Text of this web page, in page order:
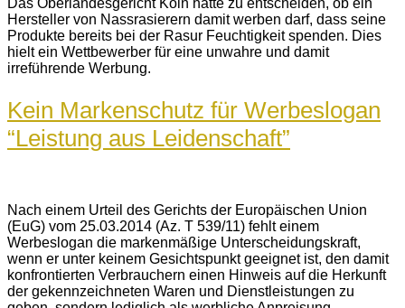
Das Oberlandesgericht Köln hatte zu entscheiden, ob ein
Hersteller von Nassrasierern damit werben darf, dass seine
Produkte bereits bei der Rasur Feuchtigkeit spenden. Dies
hielt ein Wettbewerber für eine unwahre und damit
irreführende Werbung.
Kein Markenschutz für Werbeslogan
“Leistung aus Leidenschaft”
Nach einem Urteil des Gerichts der Europäischen Union
(EuG) vom 25.03.2014 (Az. T 539/11) fehlt einem
Werbeslogan die markenmäßige Unterscheidungskraft,
wenn er unter keinem Gesichtspunkt geeignet ist, den damit
konfrontierten Verbrauchern einen Hinweis auf die Herkunft
der gekennzeichneten Waren und Dienstleistungen zu